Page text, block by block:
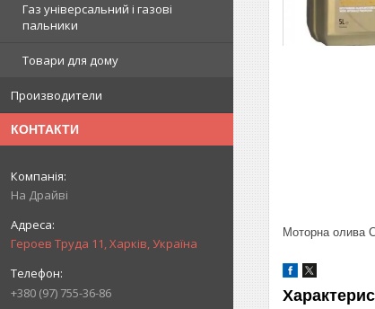
Газ універсальний і газові
пальники
Товари для дому
Производители
КОНТАКТИ
На Драйві
Героев Труда 11, Харків, Україна
+380 (97) 755-36-86
Моторна олива